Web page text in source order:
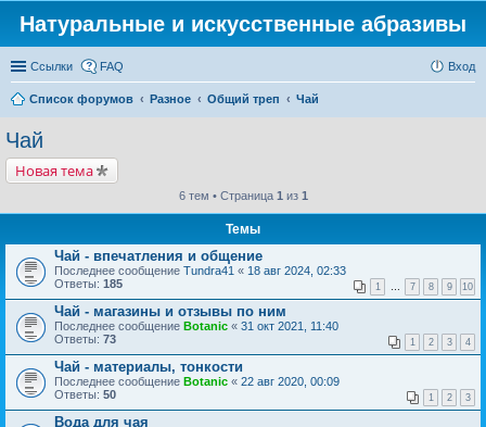
Натуральные и искусственные абразивы
Ссылки FAQ Вход
Список форумов Разное Общий треп Чай
Чай
Новая тема
6 тем • Страница 1 из 1
Темы
Чай - впечатления и общение
Последнее сообщение Tundra41 « 18 авг 2024, 02:33
Ответы: 185 1 … 7 8 9 10
Чай - магазины и отзывы по ним
Последнее сообщение Botanic « 31 окт 2021, 11:40
Ответы: 73 1 2 3 4
Чай - материалы, тонкости
Последнее сообщение Botanic « 22 авг 2020, 00:09
Ответы: 50 1 2 3
Вода для чая